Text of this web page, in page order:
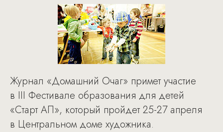
Журнал «Домашний Очаг» примет участие
в III Фестивале образования для детей
«Старт АП», который пройдет 25-27 апреля
в Центральном доме художника.